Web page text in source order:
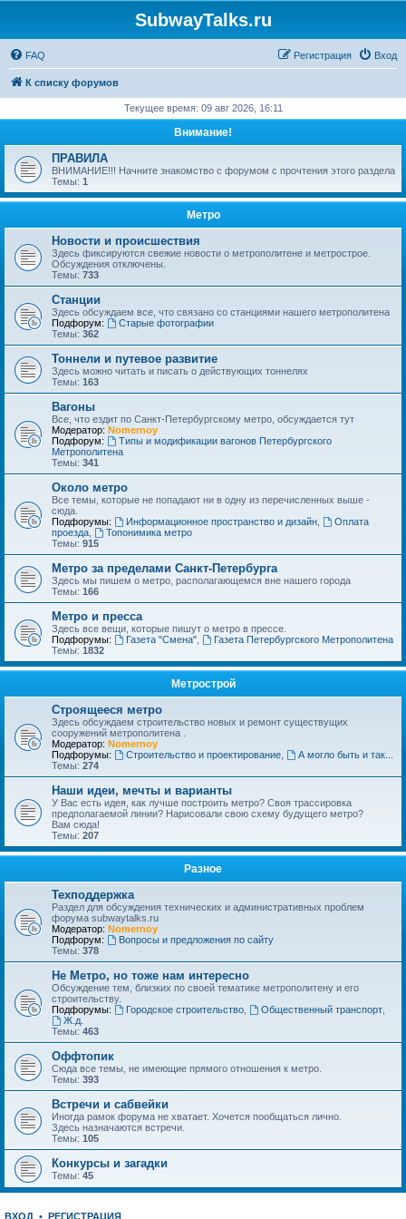
SubwayTalks.ru
FAQ Вход
Регистрация
К списку форумов
Текущее время: 09 авг 2026, 16:11
Внимание!
ПРАВИЛА
ВНИМАНИЕ!!! Начните знакомство с форумом с прочтения этого раздела
Темы: 1
Метро
Новости и происшествия
Здесь фиксируются свежие новости о метрополитене и метрострое.
Обсуждения отключены.
Темы: 733
Станции
Здесь обсуждаем все, что связано со станциями нашего метрополитена
Подфорум:
Старые фотографии
Темы: 362
Тоннели и путевое развитие
Здесь можно читать и писать о действующих тоннелях
Темы: 163
Вагоны
Все, что ездит по Санкт-Петербургскому метро, обсуждается тут
Модератор: Nomernoy
Подфорум:
Типы и модификации вагонов Петербургского
Метрополитена
Темы: 341
Около метро
Все темы, которые не попадают ни в одну из перечисленных выше -
сюда.
Подфорумы:
Информационное пространство и дизайн,
Оплата
проезда
Топонимика метро
Темы: 915
Метро за пределами Санкт-Петербурга
Здесь мы пишем о метро, располагающемся вне нашего города
Темы: 166
Метро и пресса
Здесь все вещи, которые пишут о метро в прессе.
Подфорумы:
Газета "Смена",
Газета Петербургского Метрополитена
Темы: 1832
Метрострой
Строящееся метро
Здесь обсуждаем строительство новых и ремонт существущих
сооружений метрополитена .
Модератор: Nomernoy
Подфорумы:
Строительство и проектирование,
А могло быть и так...
Темы: 274
Наши идеи, мечты и варианты
У Вас есть идея, как лучше построить метро? Своя трассировка
предполагаемой линии? Нарисовали свою схему будущего метро?
Вам сюда!
Темы: 207
Разное
Техподдержка
Раздел для обсуждения технических и административных проблем
форума subwaytalks.ru
Модератор: Nomernoy
Подфорум:
Вопросы и предложения по сайту
Темы: 378
Не Метро, но тоже нам интересно
Обсуждение тем, близких по своей тематике метрополитену и его
строительству.
Подфорумы:
Городское строительство, Общественный транспорт,
Ж.д.
Темы: 463
Оффтопик
Сюда все темы, не имеющие прямого отношения к метро.
Темы: 393
Встречи и сабвейки
Иногда рамок форума не хватает. Хочется пообщаться лично.
Здесь назначаются встречи.
Темы: 105
Конкурсы и загадки
Темы: 45
ВХОД • РЕГИСТРАЦИЯ